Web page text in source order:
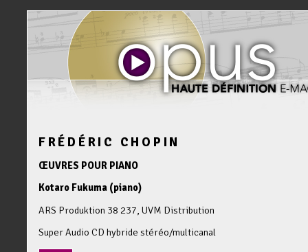
FRÉDÉRIC CHOPIN
ŒUVRES POUR PIANO
Kotaro Fukuma (piano)
ARS Produktion 38 237, UVM Distribution
Super Audio CD hybride stéréo/multicanal